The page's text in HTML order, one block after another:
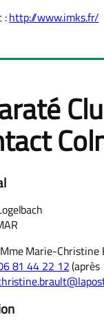
:http://www.imks.fr/
Marie-Christine
81 44 22 12(après